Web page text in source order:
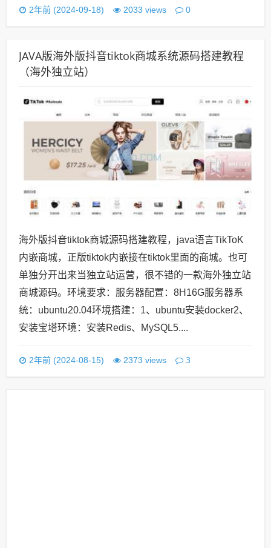
2年前 (2024-09-18) 2033 views 0
JAVA版海外版抖音tiktok商城系统源码搭建教程
（海外独立站）
海外版抖音tiktok商城源码搭建教程，java语言TikToK
内嵌商城，正版tiktok内嵌接在tiktok里面的商城。也可
单独分开出来当独立站运营，很不错的一款海外独立站
商城源码。环境要求：服务器配置：8H16G服务器系
统：ubuntu20.04环境搭建：1、ubuntu安装docker2、
安装宝塔环境：安装Redis、MySQL5....
2年前 (2024-08-15) 2373 views 3